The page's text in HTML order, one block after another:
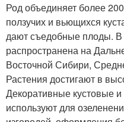
Род объединяет более
ползучих и вьющихся
дают съедобные плоды.
распространена на
Восточной Сибири,
Растения достигают в
Декоративные кустовые
используют для